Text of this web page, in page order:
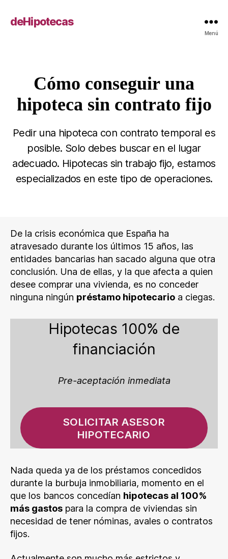
deHipotecas
Menú
Categorías
Cómo conseguir una
hipoteca sin contrato fijo
Pedir una hipoteca con contrato temporal es
posible. Solo debes buscar en el lugar
adecuado. Hipotecas sin trabajo fijo, estamos
especializados en este tipo de operaciones.
De la crisis económica que España ha
atravesado durante los últimos 15 años, las
entidades bancarias han sacado alguna que otra
conclusión. Una de ellas, y la que afecta a quien
desee comprar una vivienda, es no conceder
ninguna ningún préstamo hipotecario a ciegas.
Hipotecas 100% de
financiación
Pre-aceptación inmediata
SOLICITAR ASESOR
HIPOTECARIO
Nada queda ya de los préstamos concedidos
durante la burbuja inmobiliaria, momento en el
que los bancos concedían hipotecas al 100%
más gastos para la compra de viviendas sin
necesidad de tener nóminas, avales o contratos
fijos.